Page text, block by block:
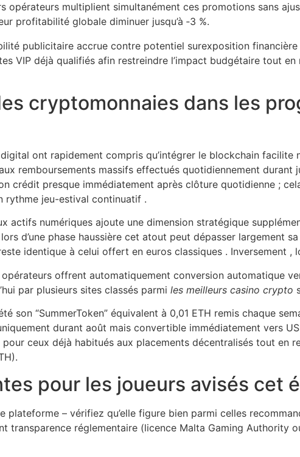
opérateurs multiplient simultanément ces promotions sans
profitabilité globale diminuer jusqu’à ‑3 %.
publicitaire accrue contre potentiel surexposition
VIP déjà qualifiés afin restreindre l’impact budgétaire tout
cryptomonnaies dans les
ont rapidement compris qu’intégrer le blockchain facilite
remboursements massifs effectués quotidiennement durant
crédit presque immédiatement après clôture quotidienne ;
rythme jeu-estival continuatif .
actifs numériques ajoute une dimension stratégique
d’une phase haussière cet atout peut dépasser largement
identique à celui offert en euros classiques . Inversement ,
offrent automatiquement conversion automatique
par plusieurs sites classés parmi les meilleurs casino crypto
son “SummerToken” équivalent à 0,01 ETH remis chaque
durant août mais convertible immédiatement vers
ceux déjà habitués aux placements décentralisés tout en
pour les joueurs avisés cet
plateforme – vérifiez qu’elle figure bien parmi celles
transparence réglementaire (licence Malta Gaming Authority